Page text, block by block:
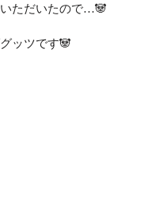
ただいたので…🐼
ッツです🐼